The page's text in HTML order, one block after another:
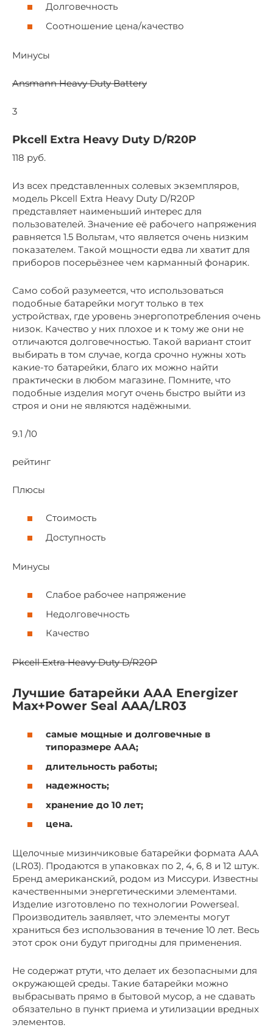
Долговечность
Соотношение цена/качество
Минусы
Ansmann Heavy Duty Battery
3
Pkcell Extra Heavy Duty D/R20P
118 руб.
Из всех представленных солевых экземпляров,
модель Pkcell Extra Heavy Duty D/R20P
представляет наименьший интерес для
пользователей. Значение её рабочего напряжения
равняется 1.5 Вольтам, что является очень низким
показателем. Такой мощности едва ли хватит для
приборов посерьёзнее чем карманный фонарик.
Само собой разумеется, что использоваться
подобные батарейки могут только в тех
устройствах, где уровень энергопотребления очень
низок. Качество у них плохое и к тому же они не
отличаются долговечностью. Такой вариант стоит
выбирать в том случае, когда срочно нужны хоть
какие-то батарейки, благо их можно найти
практически в любом магазине. Помните, что
подобные изделия могут очень быстро выйти из
строя и они не являются надёжными.
9.1 /10
рейтинг
Плюсы
Стоимость
Доступность
Минусы
Слабое рабочее напряжение
Недолговечность
Качество
Pkcell Extra Heavy Duty D/R20P
Лучшие батарейки ААА Energizer
Max+Power Seal AAA/LR03
самые мощные и долговечные в
типоразмере ААА;
длительность работы;
надежность;
хранение до 10 лет;
цена.
Щелочные мизинчиковые батарейки формата ААА
(LR03). Продаются в упаковках по 2, 4, 6, 8 и 12 штук.
Бренд американский, родом из Миссури. Известны
качественными энергетическими элементами.
Изделие изготовлено по технологии Powerseal.
Производитель заявляет, что элементы могут
храниться без использования в течение 10 лет. Весь
этот срок они будут пригодны для применения.
Не содержат ртути, что делает их безопасными для
окружающей среды. Такие батарейки можно
выбрасывать прямо в бытовой мусор, а не сдавать
обязательно в пункт приема и утилизации вредных
элементов.